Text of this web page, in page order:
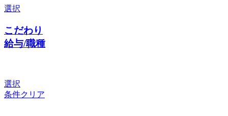
選択
こだわり
給与/職種
選択
条件クリア